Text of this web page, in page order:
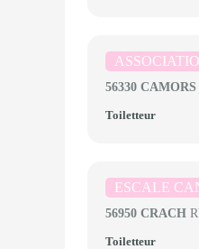
56330 CAMORS
Toiletteur
ESCALE
56950 CRACH
Toiletteur